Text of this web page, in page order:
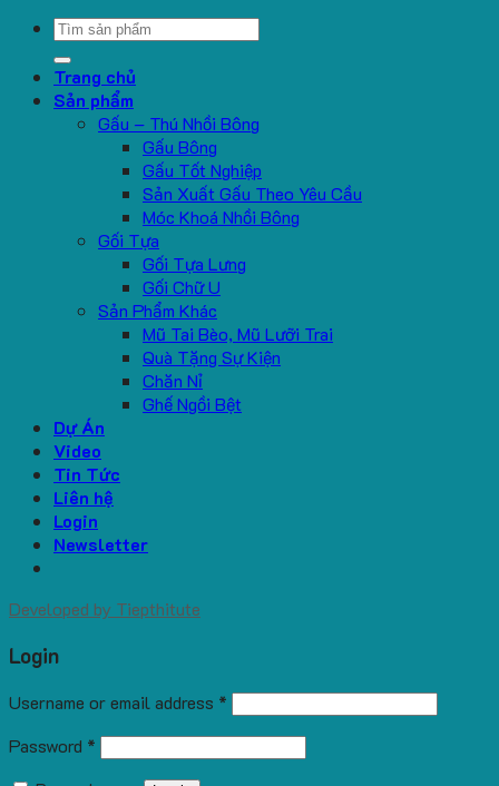
Search
Trang chủ
Sản phẩm
Gấu – Thú Nhồi Bông
Gấu Bông
Gấu Tốt Nghiệp
Sản Xuất Gấu Theo Yêu Cầu
Móc Khoá Nhồi Bông
Gối Tựa
Gối Tựa Lưng
Gối Chữ U
Sản Phẩm Khác
Mũ Tai Bèo, Mũ Lưỡi Trai
Quà Tặng Sự Kiện
Chăn Nỉ
Ghế Ngồi Bệt
Dự Án
Video
Tin Tức
Liên hệ
Login
Newsletter
Developed by Tiepthitute
Login
Username or email address *
Password *